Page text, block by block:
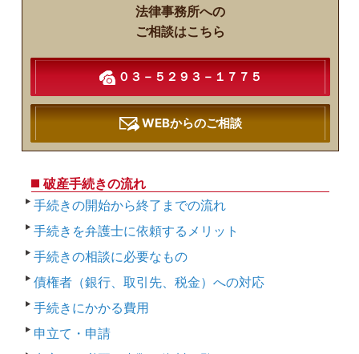
法律事務所への
ご相談はこちら
０３－５２９３－１７７５
WEBからのご相談
破産手続きの流れ
手続きの開始から終了までの流れ
手続きを弁護士に依頼するメリット
手続きの相談に必要なもの
債権者（銀行、取引先、税金）への対応
手続きにかかる費用
申立て・申請